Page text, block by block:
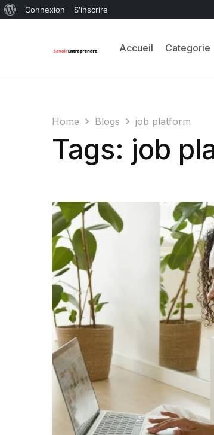
Connexion S'inscrire
Accueil Categorie
Home Blogs job platform
Tags: job